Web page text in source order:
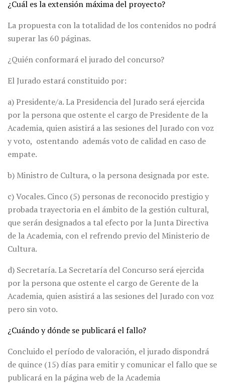
¿Cuál es la extensión máxima del proyecto?
La propuesta con la totalidad de los contenidos no podrá
superar las 60 páginas.
¿Quién conformará el jurado del concurso?
El Jurado estará constituido por:
a) Presidente/a. La Presidencia del Jurado será ejercida
por la persona que ostente el cargo de Presidente de la
Academia, quien asistirá a las sesiones del Jurado con voz
y voto, ostentando además voto de calidad en caso de
empate.
b) Ministro de Cultura, o la persona designada por este.
c) Vocales. Cinco (5) personas de reconocido prestigio y
probada trayectoria en el ámbito de la gestión cultural,
que serán designados a tal efecto por la Junta Directiva
de la Academia, con el refrendo previo del Ministerio de
Cultura.
d) Secretaría. La Secretaría del Concurso será ejercida
por la persona que ostente el cargo de Gerente de la
Academia, quien asistirá a las sesiones del Jurado con voz
pero sin voto.
¿Cuándo y dónde se publicará el fallo?
Concluido el período de valoración, el jurado dispondrá
de quince (15) días para emitir y comunicar el fallo que se
publicará en la página web de la Academia